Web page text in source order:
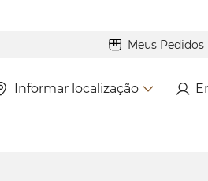
Meus Pedidos
Informar localização